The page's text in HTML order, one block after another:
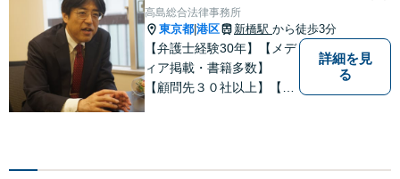
高島総合法律事務所
東京都 港区 新橋駅 から徒歩3分
【弁護士経験30年】【メデ
ィア掲載・書籍多数】
【顧問先３０社以上】【相
詳細を見
る